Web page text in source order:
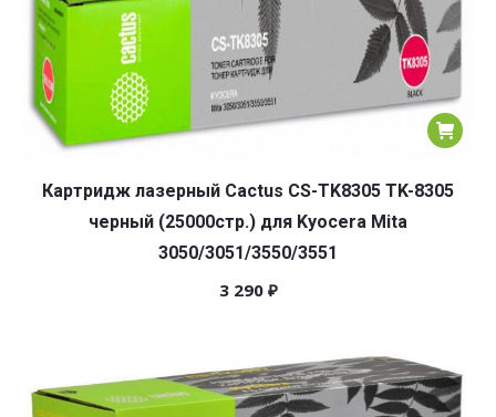
Картридж лазерный Cactus CS-TK8305 TK-8305
черный (25000стр.) для Kyocera Mita
3050/3051/3550/3551
3 290 ₽